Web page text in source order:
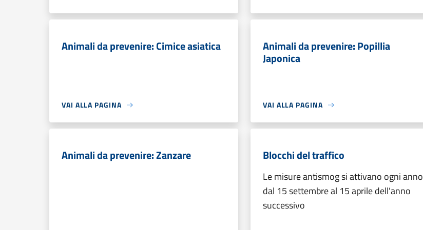
Animali da prevenire: Cimice asiatica
VAI ALLA PAGINA
Animali da prevenire: Popillia
Japonica
VAI ALLA PAGINA
Animali da prevenire: Zanzare Blocchi del traffico
Le misure antismog si attivano ogni anno
dal 15 settembre al 15 aprile dell'anno
successivo